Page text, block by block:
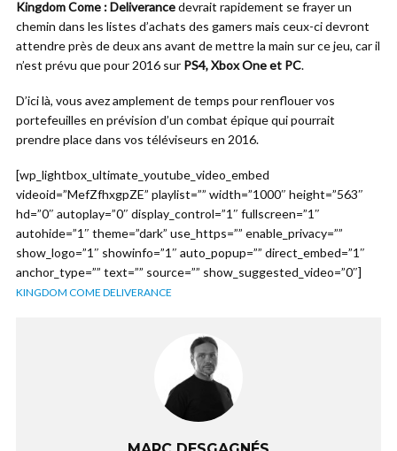
Kingdom Come : Deliverancedevrait rapidement se frayer un
chemin dans les listes d’achats des gamers mais ceux-ci devront
attendre près de deux ans avant de mettre la main sur ce jeu, car il
n’est prévu que pour 2016 sur PS4, Xbox One et PC.
D’ici là, vous avez amplement de temps pour renflouer vos
portefeuilles en prévision d’un combat épique qui pourrait
prendre place dans vos téléviseurs en 2016.
[wp_lightbox_ultimate_youtube_video_embed
videoid=”MefZfhxgpZE” playlist=”” width=”1000″ height=”563″
hd=”0″ autoplay=”0″ display_control=”1″ fullscreen=”1″
autohide=”1″ theme=”dark” use_https=”” enable_privacy=””
show_logo=”1″ showinfo=”1″ auto_popup=”” direct_embed=”1″
anchor_type=”” text=”” source=”” show_suggested_video=”0″]
KINGDOM COME DELIVERANCE